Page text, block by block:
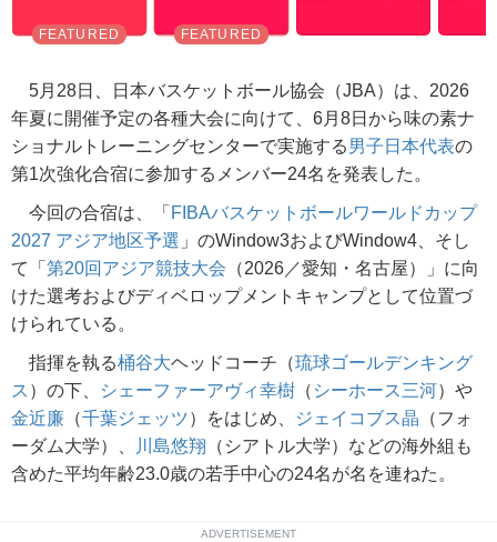
5月28日、日本バスケットボール協会（JBA）は、2026
年夏に開催予定の各種大会に向けて、6月8日から味の素ナ
ショナルトレーニングセンターで実施する男子日本代表の
第1次強化合宿に参加するメンバー24名を発表した。
今回の合宿は、「 FIBAバスケットボールワールドカップ
2027 アジア地区予選 」のWindow3およびWindow4、そし
て「 第20回アジア競技大会 （2026／愛知・名古屋）」に向
けた選考およびディベロップメントキャンプとして位置づ
けられている。
指揮を執る桶谷大ヘッドコーチ（琉球ゴールデンキング
ス ）の下、 シェーファーアヴィ幸樹 （ シーホース三河）や
金近廉 （千葉ジェッツ）をはじめ、 ジェイコブス晶 （フォ
ーダム大学）、
川島悠翔 （シアトル大学）などの海外組も
含めた平均年齢23.0歳の若手中心の24名が名を連ねた。
ADVERTISEMENT